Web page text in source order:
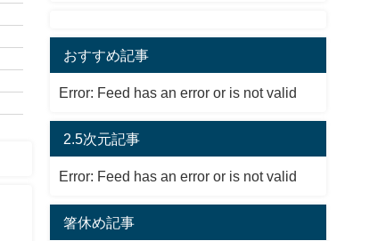
おすすめ記事
Error: Feed has an error or is not valid
2.5次元記事
Error: Feed has an error or is not valid
箸休め記事